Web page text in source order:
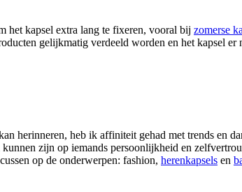
het kapsel extra lang te fixeren, vooral bij zomerse
gelijkmatig verdeeld worden en het kapsel
herinneren, heb ik affiniteit gehad met trends en
zijn op iemands persoonlijkheid en
op de onderwerpen: fashion, herenkapsels en